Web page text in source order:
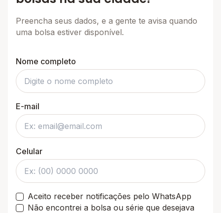
Preencha seus dados, e a gente te avisa quando
uma bolsa estiver disponível.
Nome completo
E-mail
Celular
Aceito receber notificações pelo WhatsApp
Não encontrei a bolsa ou série que desejava